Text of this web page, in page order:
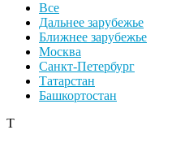
Все
Дальнее зарубежье
Ближнее зарубежье
Москва
Санкт-Петербург
Татарстан
Башкортостан
Т